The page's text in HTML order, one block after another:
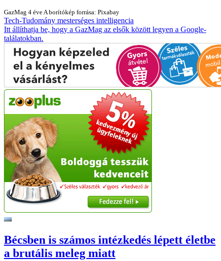
GazMag 4 éveA borítókép forrása: Pixabay
Tech-Tudomány mesterséges intelligencia
Itt állíthatja be, hogy a GazMag az elsők között legyen a Google-
találatokban.
Bécsben is számos intézkedés lépett életbe
a brutális meleg miatt